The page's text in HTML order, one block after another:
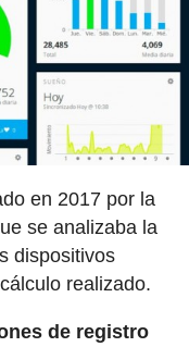
en 2017 por la
se analizaba la
dispositivos
realizado.
de registro